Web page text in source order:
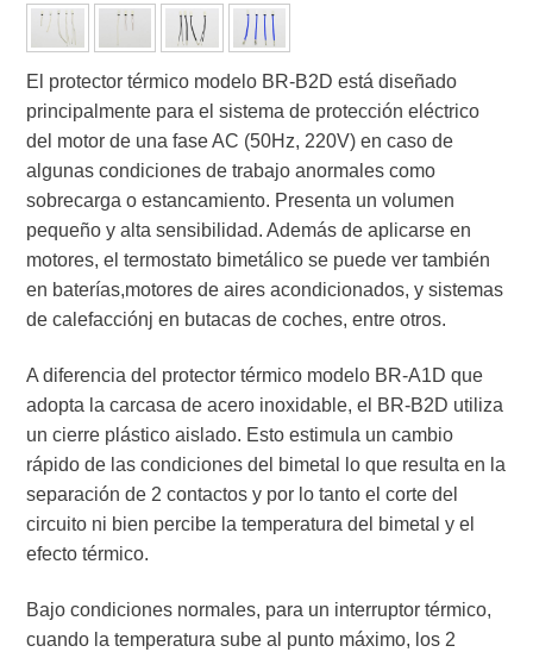
El protector térmico modelo BR-B2D está diseñado
principalmente para el sistema de protección eléctrico
del motor de una fase AC (50Hz, 220V) en caso de
algunas condiciones de trabajo anormales como
sobrecarga o estancamiento. Presenta un volumen
pequeño y alta sensibilidad. Además de aplicarse en
motores, el termostato bimetálico se puede ver también
en baterías,motores de aires acondicionados, y sistemas
de calefacciónj en butacas de coches, entre otros.
A diferencia del protector térmico modelo BR-A1D que
adopta la carcasa de acero inoxidable, el BR-B2D utiliza
un cierre plástico aislado. Esto estimula un cambio
rápido de las condiciones del bimetal lo que resulta en la
separación de 2 contactos y por lo tanto el corte del
circuito ni bien percibe la temperatura del bimetal y el
efecto térmico.
Bajo condiciones normales, para un interruptor térmico,
cuando la temperatura sube al punto máximo, los 2